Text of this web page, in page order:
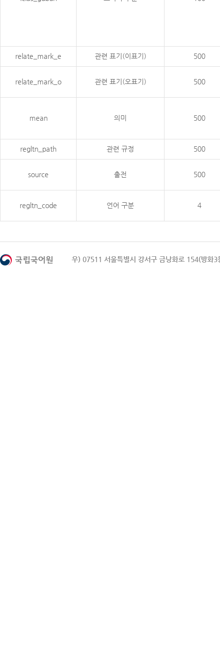
relate_mark_e 관련 표기(이표기) 500
relate_mark_o 관련 표기(오표기) 500
mean 의미 500
regltn_path 관련 규정 500
source 출전 500
regltn_code 언어 구분 4
우) 07511 서울특별시 강서구 금낭화로 154(방화3